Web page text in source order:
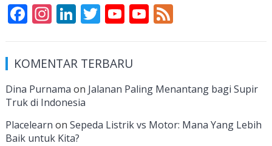
F
e
b
o
o
k
In
a
gr
a
m
Li
k
e
dI
n
T
itt
er
Y
u
T
u
e
Y
u
e
F
KOMENTAR TERBARU
Dina Purnama on Jalanan Paling Menantang bagi Supir
Truk di Indonesia
Placelearn on Sepeda Listrik vs Motor: Mana Yang Lebih
Baik untuk Kita?